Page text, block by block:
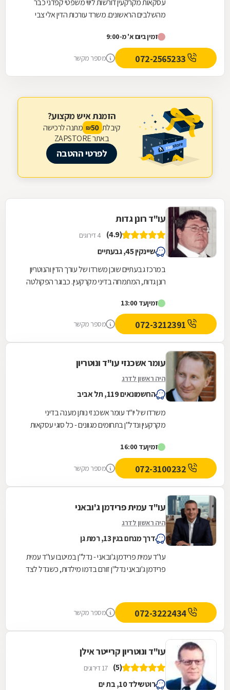
בערוצים שונים, ותמיד מגיע מענה בזמן.
עסקאות מקרקעין דורשות ליווי משפטי קפדני כבר
מהשלבים הראשונים. משרד עורכות הדין אלי צבי
לרבות...
זמין ביום א' מ-9:00
מספר מקשר
הזמנת איש מקצוע?
קיבלת 50
₪ מתנה לרכישה
באתר ZAPSTORE
לפרטי ההטבה
עו"ד רונן גדות
(4.9) 4 דירוגים
שיינקין 45, גבעתיים
במרכז גבעתיים שוכן משרדו של עורך הדין והנוטריון
רונן גדות, המתמחה בדיני מקרקעין. כבוגר הפקולטה
זמיןעד 13:00
מספר מקשר
עומר אשכנזי עו"ד ונוטריון
היה ראשון לדרג
החשמונאים 119, תל אביב
משרדו של יו"ד עומר אשכנזי נותן מענה בדיני
מקרקעין ונדל"ן בתחומים מגוונים - כל סוגי עסקאות
קרקעות...
זמיןעד 16:00
מספר מקשר
עו"ד עמית פרידמן ג'ובאני
היה ראשון לדרג
דרך מנחם בגין 13, רמת גן
עו"ד עמית פרידמן ג'ובאני - נדל"ן במיטבו עו"ד עמית
פרידמן ג'ובאני נדל"ן זורם בדמו מילדות, כשגדל לצד
072-3222434 מספר מקשר
עו"ד ונוטריון קרייטר אילן
(5) 17 דירוגים
רוטשילד 10, בת ים